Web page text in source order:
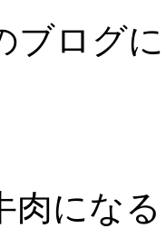
ブログ
肉にな